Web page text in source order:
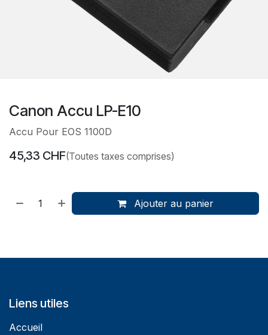
Canon Accu LP-E10
Accu Pour EOS 1100D
45,33 CHF(Toutes taxes comprises)
Ajouter au panier
Liens utiles
Accueil